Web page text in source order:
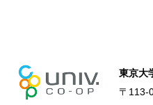
東京大
〒113-